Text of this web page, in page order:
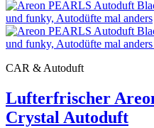
CAR & Autoduft
Lufterfrischer
Crystal Autoduft